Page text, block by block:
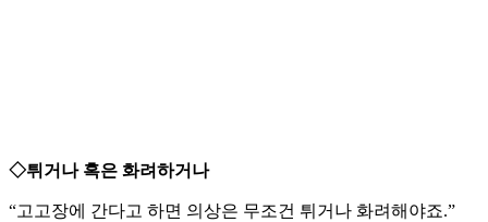
◇튀거나 혹은 화려하거나
“고고장에 간다고 하면 의상은 무조건 튀거나 화려해야죠.”